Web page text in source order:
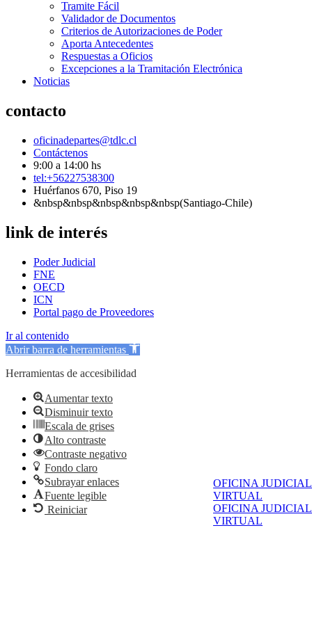
OFICINA JUDICIAL
VIRTUAL
OFICINA JUDICIAL
VIRTUAL
Tramite Fácil
Validador de Documentos
Criterios de Autorizaciones de Poder
Aporta Antecedentes
Respuestas a Oficios
Excepciones a la Tramitación Electrónica
Noticias
contacto
oficinadepartes@tdlc.cl
Contáctenos
9:00 a 14:00 hs
tel:+56227538300
Huérfanos 670, Piso 19
&nbsp&nbsp&nbsp&nbsp&nbsp(Santiago-Chile)
link de interés
Poder Judicial
FNE
OECD
ICN
Portal pago de Proveedores
Ir al contenido
Abrir barra de herramientas
Herramientas de accesibilidad
Aumentar texto
Disminuir texto
Escala de grises
Alto contraste
Contraste negativo
Fondo claro
Subrayar enlaces
Fuente legible
Reiniciar